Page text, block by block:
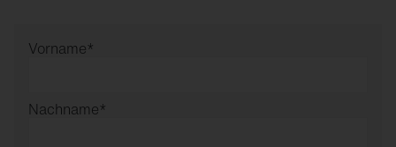
Vorname*
Nachname*